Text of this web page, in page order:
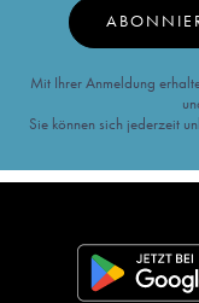
Mit Ihrer Anmeldung
Sie können sich jederzeit